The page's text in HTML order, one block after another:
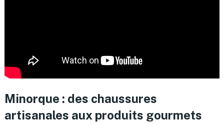
Minorque : des chaussures
artisanales aux produits gourmets